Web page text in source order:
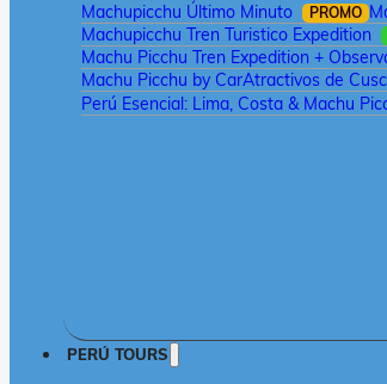
Machupicchu Último Minuto PROMO
Machupicchu Tren Turistico Expedition
Machu Picchu Tren Expedition +
Machu Picchu by CarAtractivos de
Perú Esencial: Lima, Costa & Machu
PERÚ TOURS